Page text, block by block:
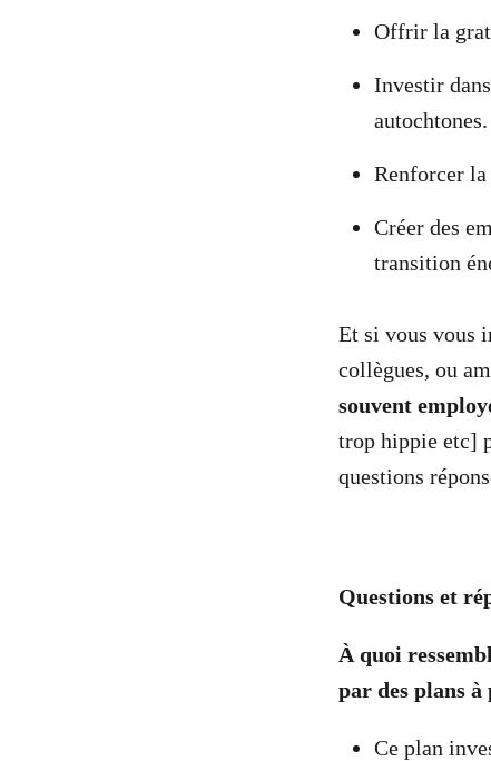
Offrir la
Investir
autochtones.
Renforcer
Créer des
transition
Et si vous vous
collègues, ou
souvent
trop hippie etc]
questions
Questions et
À quoi
par des plans
Ce plan